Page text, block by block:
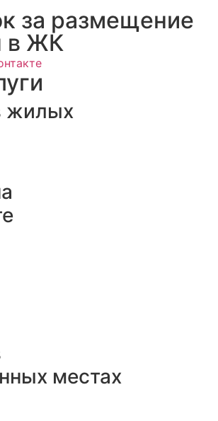
за размещение
в ЖК
жилых
местах